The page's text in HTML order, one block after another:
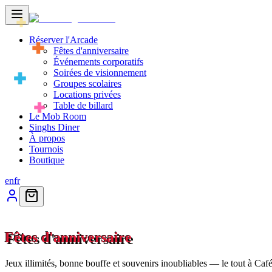
Réserver l'Arcade
Fêtes d'anniversaire
Événements corporatifs
Soirées de visionnement
Groupes scolaires
Locations privées
Table de billard
Le Mob Room
Singhs Diner
À propos
Tournois
Boutique
enfr
Fêtes d'anniversaire
Jeux illimités, bonne bouffe et souvenirs inoubliables — le tout à